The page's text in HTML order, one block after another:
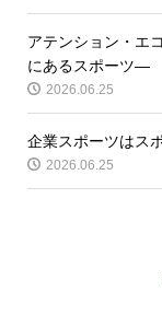
アテンション・エ
にあるスポーツ―
2026.06.25
企業スポーツはス
2026.06.25